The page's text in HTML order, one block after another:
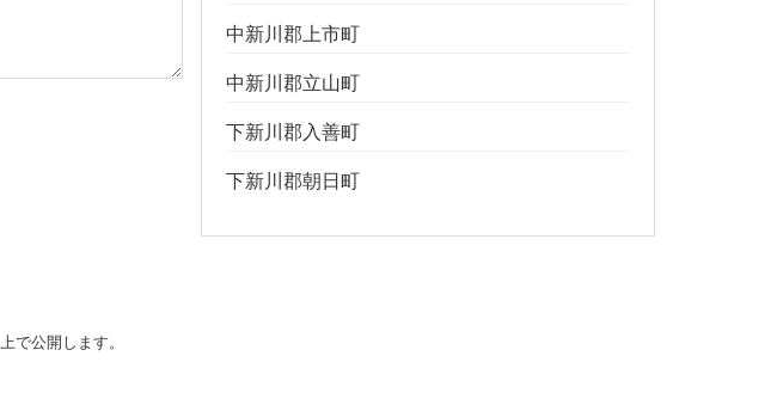
で公開します。
中新川郡上市町
中新川郡立山町
下新川郡入善町
下新川郡朝日町